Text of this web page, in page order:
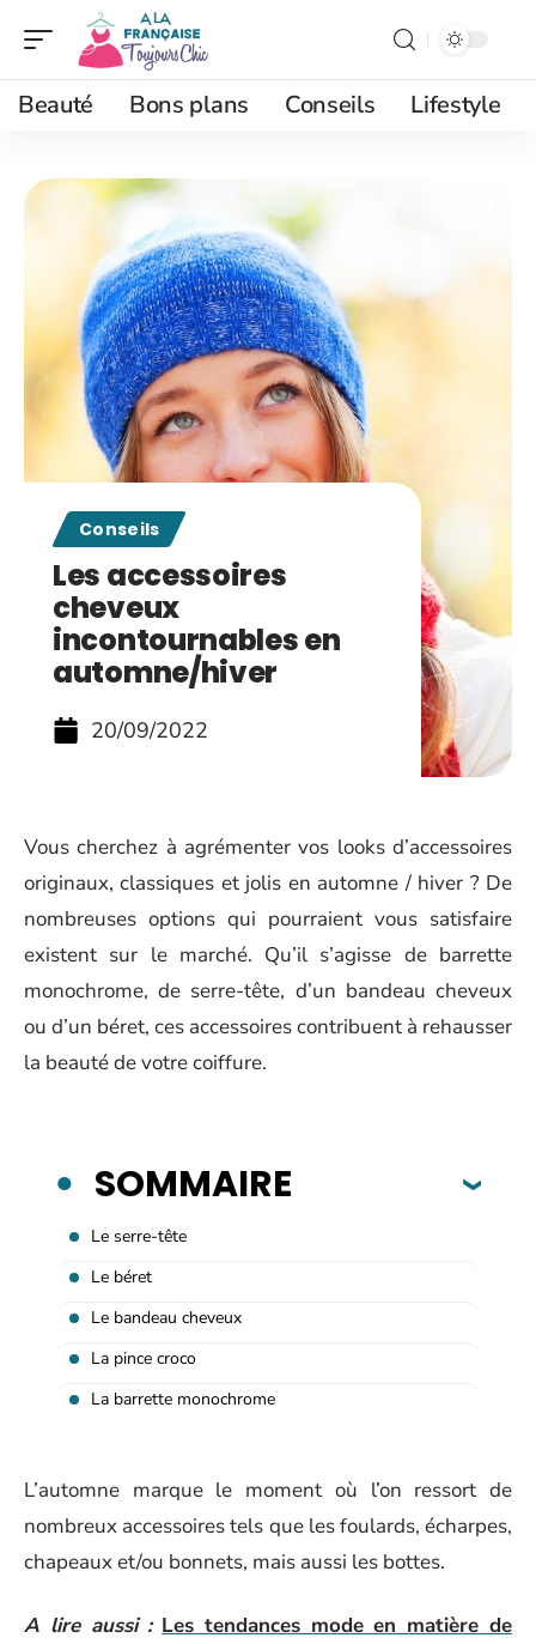
Beauté Bons plans Conseils Lifestyle
Conseils
Les accessoires
cheveux
incontournables en
automne/hiver
20/09/2022
Vous cherchez à agrémenter vos looks d’accessoires
originaux, classiques et jolis en automne / hiver ? De
nombreuses options qui pourraient vous satisfaire
existent sur le marché. Qu’il s’agisse de barrette
monochrome, de serre-tête, d’un bandeau cheveux
ou d’un béret, ces accessoires contribuent à rehausser
la beauté de votre coiffure.
SOMMAIRE
Le serre-tête
Le béret
Le bandeau cheveux
La pince croco
La barrette monochrome
L’automne marque le moment où l’on ressort de
nombreux accessoires tels que les foulards, écharpes,
chapeaux et/ou bonnets, mais aussi les bottes.
A lire aussi : Les tendances mode en matière de